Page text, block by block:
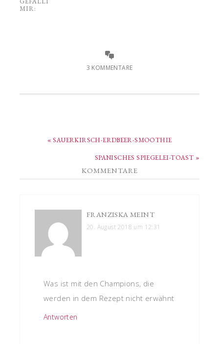
MIR:
3 KOMMENTARE
« SAUERKIRSCH-ERDBEER-SMOOTHIE
SPANISCHES SPIEGELEI-TOAST »
KOMMENTARE
FRANZISKA MEINT
20. August 2018 um 12:31
Was ist mit den Champions, die
werden in dem Rezept nicht erwähnt
Antworten